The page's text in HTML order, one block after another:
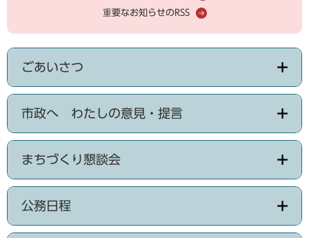
重要なお知らせのRSS
ごあいさつ
市政へ わたしの意見・提言
まちづくり懇談会
公務日程